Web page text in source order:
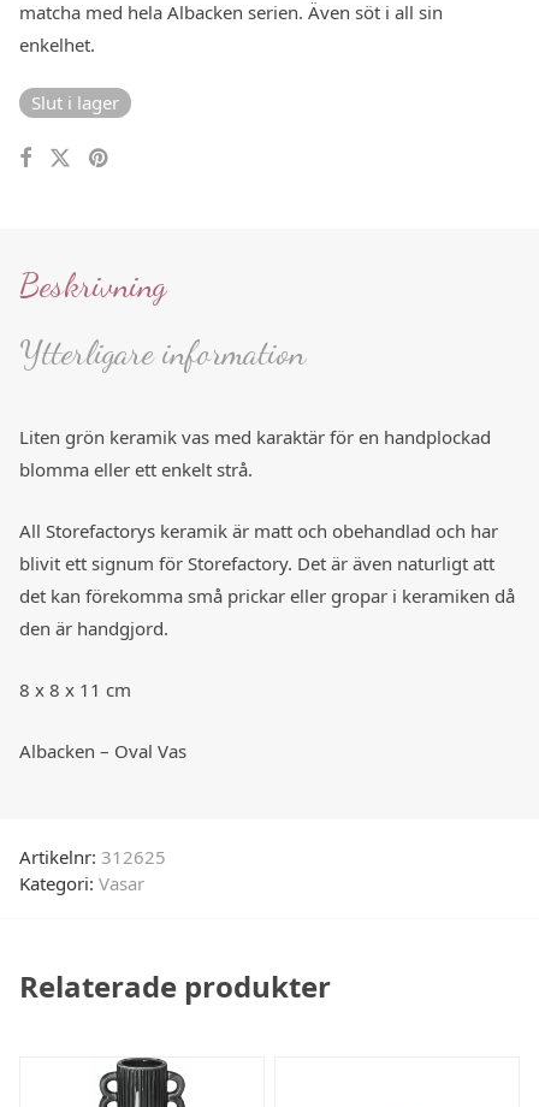
matcha med hela Albacken serien. Även söt i all sin
enkelhet.
Slut i lager
Beskrivning
Ytterligare information
Liten grön keramik vas med karaktär för en handplockad
blomma eller ett enkelt strå.
All Storefactorys keramik är matt och obehandlad och har
blivit ett signum för Storefactory. Det är även naturligt att
det kan förekomma små prickar eller gropar i keramiken då
den är handgjord.
8 x 8 x 11 cm
Albacken – Oval Vas
Artikelnr: 312625
Kategori: Vasar
Relaterade produkter